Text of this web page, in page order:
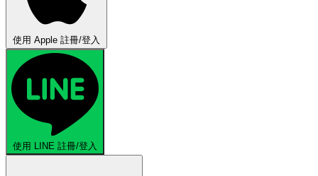
使用 Apple 註冊/登入
使用 LINE 註冊/登入